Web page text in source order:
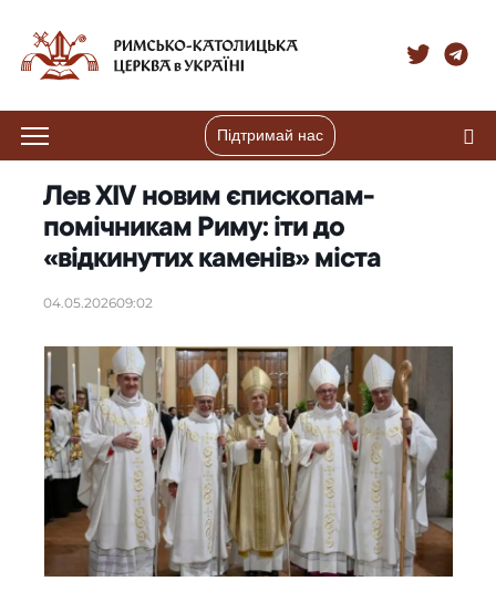
Підтримай нас
Лев XIV новим єпископам-
помічникам Риму: іти до
«відкинутих каменів» міста
04.05.202609:02